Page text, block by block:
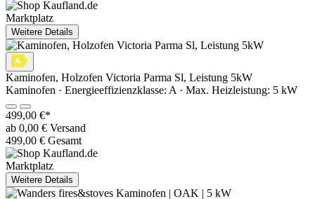
Marktplatz
Weitere Details
Kaminofen, Holzofen Victoria Parma Sl, Leistung 5kW
Kaminofen · Energieeffizienzklasse: A · Max. Heizleistung: 5 kW
499,00 €*
ab 0,00 € Versand
499,00 € Gesamt
Marktplatz
Weitere Details